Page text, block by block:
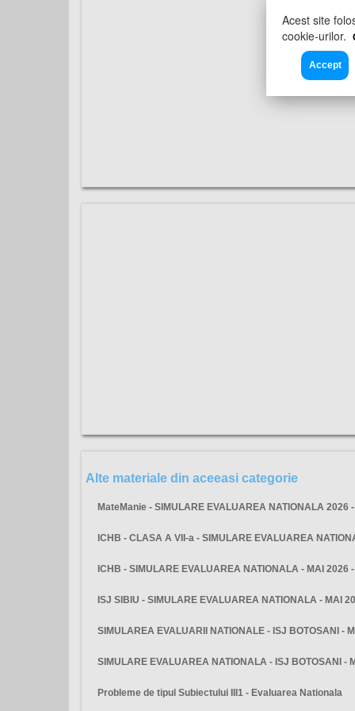
Alte materiale din aceeasi categorie
MateManie - SIMULARE EVALUAREA NATIONALA 2026
ICHB - CLASA A VII-a - SIMULARE EVALUAREA
ICHB - SIMULARE EVALUAREA NATIONALA - MAI 2026
ISJ SIBIU - SIMULARE EVALUAREA NATIONALA - MAI
SIMULAREA EVALUARII NATIONALE - ISJ BOTOSANI -
SIMULARE EVALUAREA NATIONALA - ISJ BOTOSANI -
Probleme de tipul Subiectului III1 - Evaluarea Nationala
Acest site
cookie-urilor.
Accept